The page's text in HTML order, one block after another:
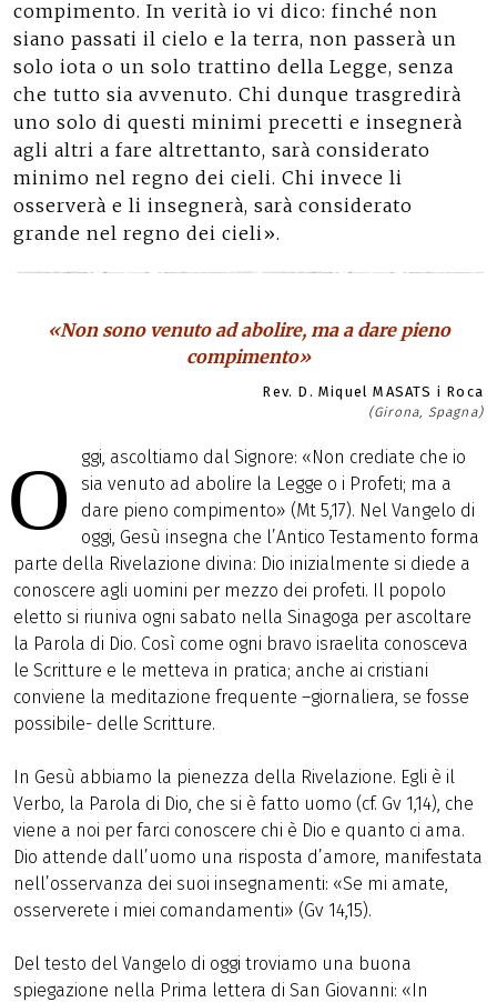
compimento. In verità io vi dico: finché non
siano passati il cielo e la terra, non passerà un
solo iota o un solo trattino della Legge, senza
che tutto sia avvenuto. Chi dunque trasgredirà
uno solo di questi minimi precetti e insegnerà
agli altri a fare altrettanto, sarà considerato
minimo nel regno dei cieli. Chi invece li
osserverà e li insegnerà, sarà considerato
grande nel regno dei cieli».
«Non sono venuto ad abolire, ma a dare pieno
compimento»
Rev. D. Miquel MASATS i Roca
(Girona, Spagna)
O
ggi, ascoltiamo dal Signore: «Non crediate che io
sia venuto ad abolire la Legge o i Profeti; ma a
dare pieno compimento» (Mt 5,17). Nel Vangelo di
oggi, Gesù insegna che l’Antico Testamento forma
parte della Rivelazione divina: Dio inizialmente si diede a
conoscere agli uomini per mezzo dei profeti. Il popolo
eletto si riuniva ogni sabato nella Sinagoga per ascoltare
la Parola di Dio. Così come ogni bravo israelita conosceva
le Scritture e le metteva in pratica; anche ai cristiani
conviene la meditazione frequente –giornaliera, se fosse
possibile- delle Scritture.
In Gesù abbiamo la pienezza della Rivelazione. Egli è il
Verbo, la Parola di Dio, che si è fatto uomo (cf. Gv 1,14), che
viene a noi per farci conoscere chi è Dio e quanto ci ama.
Dio attende dall’uomo una risposta d’amore, manifestata
nell’osservanza dei suoi insegnamenti: «Se mi amate,
osserverete i miei comandamenti» (Gv 14,15).
Del testo del Vangelo di oggi troviamo una buona
spiegazione nella Prima lettera di San Giovanni: «In